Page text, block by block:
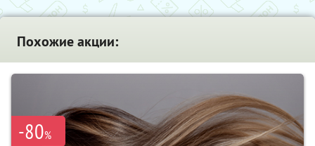
Похожие акции:
-80%